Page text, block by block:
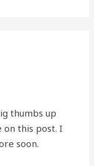
thumbs up
on this post. I
soon.